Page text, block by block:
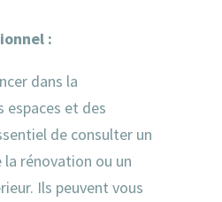
:
dans la
et des
de consulter un
rénovation ou un
Ils peuvent vous